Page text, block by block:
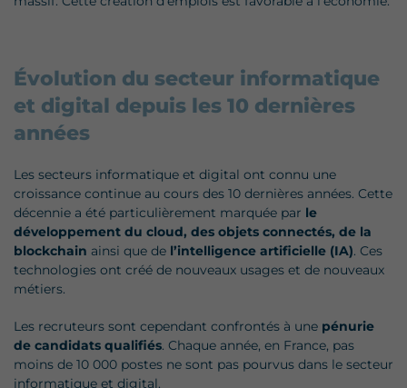
Évolution du secteur informatique
et digital depuis les 10 dernières
années
Les secteurs informatique et digital ont connu une
croissance continue au cours des 10 dernières années. Cette
décennie a été particulièrement marquée par le
développement du cloud, des objets connectés, de la
blockchain ainsi que de l’intelligence artificielle (IA). Ces
technologies ont créé de nouveaux usages et de nouveaux
métiers.
Les recruteurs sont cependant confrontés à une pénurie
de candidats qualifiés. Chaque année, en France, pas
moins de 10 000 postes ne sont pas pourvus dans le secteur
informatique et digital.